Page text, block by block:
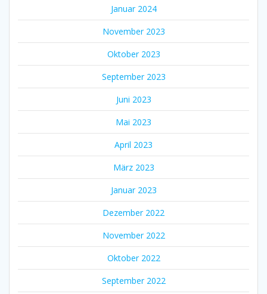
Januar 2024
November 2023
Oktober 2023
September 2023
Juni 2023
Mai 2023
April 2023
März 2023
Januar 2023
Dezember 2022
November 2022
Oktober 2022
September 2022